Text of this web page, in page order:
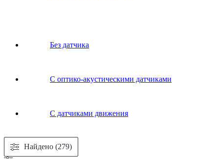
Без датчика
С оптико-акустическими датчиками
С датчиками движения
Найдено (279)